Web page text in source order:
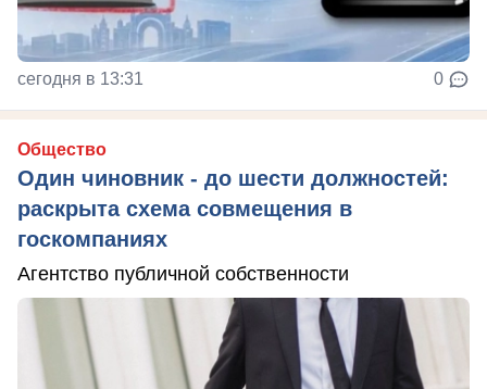
сегодня в 13:31 0
Общество
Один чиновник - до шести должностей:
раскрыта схема совмещения в
госкомпаниях
Агентство публичной собственности